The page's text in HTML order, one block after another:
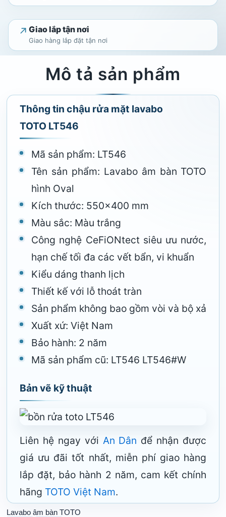
Giao lắp tận nơi
Giao hàng lắp đặt tận nơi
Mô tả sản phẩm
Thông tin chậu rửa mặt lavabo
TOTO LT546
Mã sản phẩm: LT546
Tên sản phẩm: Lavabo âm bàn TOTO
hình Oval
Kích thước: 550×400 mm
Màu sắc: Màu trắng
Công nghệ CeFiONtect siêu ưu nước,
hạn chế tối đa các vết bẩn, vi khuẩn
Kiểu dáng thanh lịch
Thiết kế với lỗ thoát tràn
Sản phẩm không bao gồm vòi và bộ xả
Xuất xứ: Việt Nam
Bảo hành: 2 năm
Mã sản phẩm cũ: LT546 LT546#W
Bản vẽ kỹ thuật
Liên hệ ngay với An Dân để nhận được
giá ưu đãi tốt nhất, miễn phí giao hàng
lắp đặt, bảo hành 2 năm, cam kết chính
hãng TOTO Việt Nam.
Lavabo âm bàn TOTO